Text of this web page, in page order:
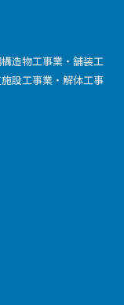
造物工事業・舗装工
設工事業・解体工事